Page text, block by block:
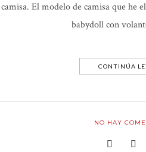
camisa. El modelo de camisa que he
babydoll con
CONTINÚA
NO HAY